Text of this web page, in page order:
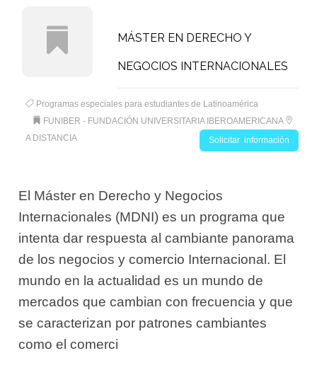
MÁSTER EN DERECHO Y
NEGOCIOS INTERNACIONALES
Programas especiales para estudiantes de Latinoamérica
FUNIBER - FUNDACIÓN UNIVERSITARIA IBEROAMERICANA
A DISTANCIA
Solicitar información
El Máster en Derecho y Negocios
Internacionales (MDNI) es un programa que
intenta dar respuesta al cambiante panorama
de los negocios y comercio Internacional. El
mundo en la actualidad es un mundo de
mercados que cambian con frecuencia y que
se caracterizan por patrones cambiantes
como el comerci